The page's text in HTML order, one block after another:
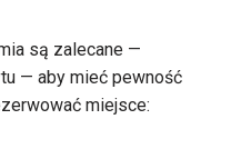
są zalecane —
— aby mieć pewność
miejsce: